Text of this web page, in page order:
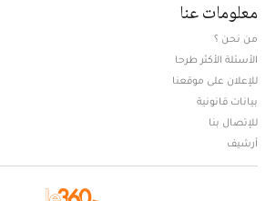
معلومات عنا
من نحن ؟
الأسئلة الأكثر طرحا
للإعلان على موقعنا
بيانات قانونية
للإتصال بنا
أرشيف